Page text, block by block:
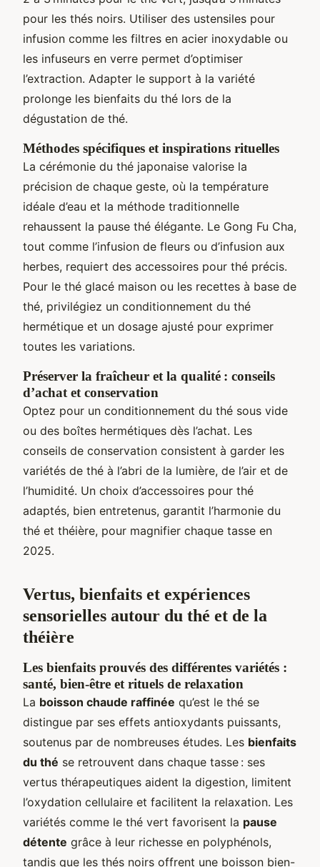
pour les thés noirs. Utiliser des ustensiles pour
infusion comme les filtres en acier inoxydable ou
les infuseurs en verre permet d’optimiser
l’extraction. Adapter le support à la variété
prolonge les bienfaits du thé lors de la
dégustation de thé.
Méthodes spécifiques et inspirations rituelles
La cérémonie du thé japonaise valorise la
précision de chaque geste, où la température
idéale d’eau et la méthode traditionnelle
rehaussent la pause thé élégante. Le Gong Fu Cha,
tout comme l’infusion de fleurs ou d’infusion aux
herbes, requiert des accessoires pour thé précis.
Pour le thé glacé maison ou les recettes à base de
thé, privilégiez un conditionnement du thé
hermétique et un dosage ajusté pour exprimer
toutes les variations.
Préserver la fraîcheur et la qualité : conseils
d’achat et conservation
Optez pour un conditionnement du thé sous vide
ou des boîtes hermétiques dès l’achat. Les
conseils de conservation consistent à garder les
variétés de thé à l’abri de la lumière, de l’air et de
l’humidité. Un choix d’accessoires pour thé
adaptés, bien entretenus, garantit l’harmonie du
thé et théière, pour magnifier chaque tasse en
2025.
Vertus, bienfaits et expériences
sensorielles autour du thé et de la
théière
Les bienfaits prouvés des différentes variétés :
santé, bien-être et rituels de relaxation
La boisson chaude raffinée qu’est le thé se
distingue par ses effets antioxydants puissants,
soutenus par de nombreuses études. Les bienfaits
du thé se retrouvent dans chaque tasse : ses
vertus thérapeutiques aident la digestion, limitent
l’oxydation cellulaire et facilitent la relaxation. Les
variétés comme le thé vert favorisent la pause
détente grâce à leur richesse en polyphénols,
tandis que les thés noirs offrent une boisson bien-